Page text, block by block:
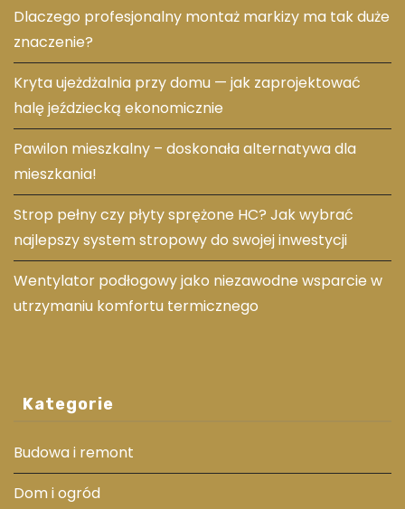
Dlaczego profesjonalny montaż markizy ma tak duże
znaczenie?
Kryta ujeżdżalnia przy domu — jak zaprojektować
halę jeździecką ekonomicznie
Pawilon mieszkalny – doskonała alternatywa dla
mieszkania!
Strop pełny czy płyty sprężone HC? Jak wybrać
najlepszy system stropowy do swojej inwestycji
Wentylator podłogowy jako niezawodne wsparcie w
utrzymaniu komfortu termicznego
Kategorie
Budowa i remont
Dom i ogród